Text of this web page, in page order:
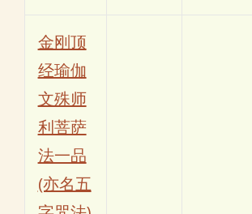
金刚顶
经瑜伽
文殊师
利菩萨
法一品
(亦名五